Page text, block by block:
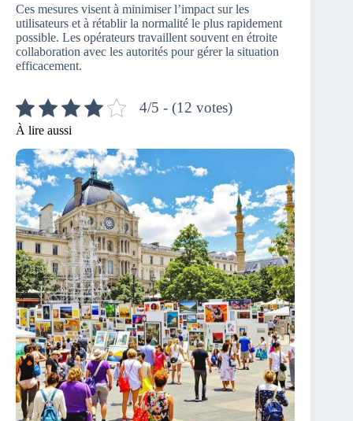
Ces mesures visent à minimiser l’impact sur les
utilisateurs et à rétablir la normalité le plus rapidement
possible. Les opérateurs travaillent souvent en étroite
collaboration avec les autorités pour gérer la situation
efficacement.
4/5 - (12 votes)
À lire aussi